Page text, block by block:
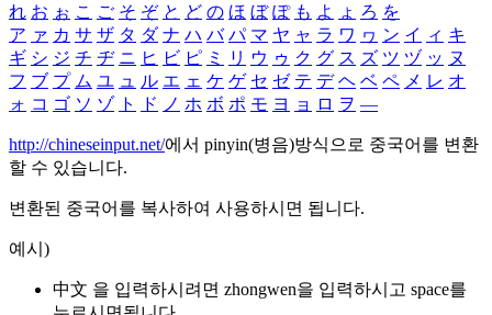
れ お ぉ こ ご そ ぞ と ど の ほ ぼ ぽ も よ ょ ろ を
ア ァ カ サ ザ タ ダ ナ ハ バ パ マ ヤ ャ ラ ワ ヮ ン イ ィ キ
ギ シ ジ チ ヂ ニ ヒ ビ ピ ミ リ ウ ゥ ク グ ス ズ ツ ヅ ッ ヌ
フ ブ プ ム ユ ュ ル エ ェ ケ ゲ セ ゼ テ デ ヘ ベ ペ メ レ オ
ォ コ ゴ ソ ゾ ト ド ノ ホ ボ ポ モ ヨ ョ ロ ヲ ―
http://chineseinput.net/에서 pinyin(병음)방식으로 중국어를 변환
할 수 있습니다.
변환된 중국어를 복사하여 사용하시면 됩니다.
예시)
中文 을 입력하시려면 zhongwen을 입력하시고 space를